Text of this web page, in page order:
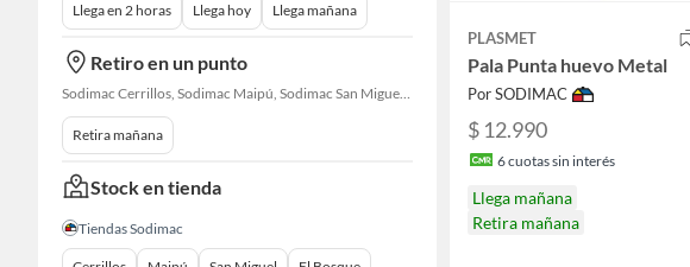
Llega en 2 horas Llega hoy Llega mañana
Retiro en un punto
Sodimac Cerrillos, Sodimac Maipú, Sodimac San Miguel, Sodimac El Bosque, Sodimac San Bernardo, Constructor Cantagallo, Sodimac Talagante, Sodimac San Fernando
Retira mañana
Stock en tienda
Tiendas Sodimac
PLASMET
Pala Punta huevo Metal
Por SODIMAC
$ 12.990
6cuotas sin interés
Llega mañana
Retira mañana